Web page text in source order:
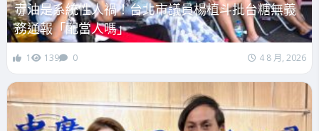
毒油是系統性人禍！台北市議員楊植斗批台糖無義
務通報「配當人嗎」
1 139 0 4 8 月, 2026